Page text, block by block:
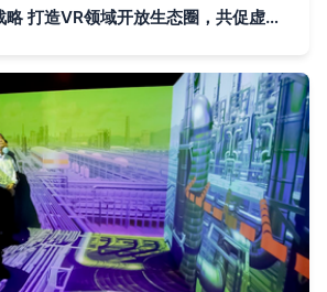
汪丛青解读VIVE战略 打造VR领域开放生态圈，共促虚拟现实技术创新研发